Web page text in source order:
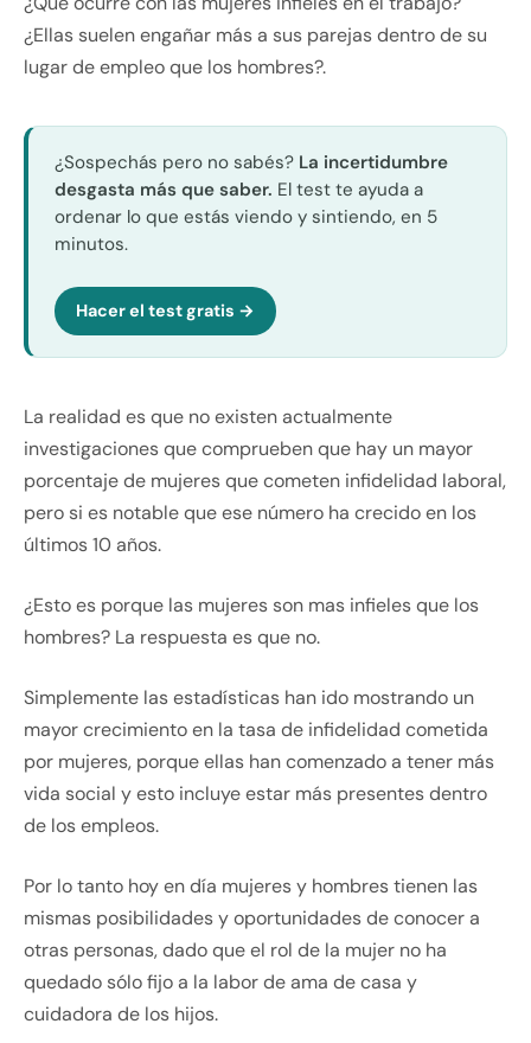
¿Ellas suelen engañar más a sus parejas dentro de su
lugar de empleo que los hombres?.
¿Sospechás pero no sabés? La incertidumbre
desgasta más que saber. El test te ayuda a
ordenar lo que estás viendo y sintiendo, en 5
minutos.
Hacer el test gratis →
La realidad es que no existen actualmente
investigaciones que comprueben que hay un mayor
porcentaje de mujeres que cometen infidelidad laboral,
pero si es notable que ese número ha crecido en los
últimos 10 años.
¿Esto es porque las mujeres son mas infieles que los
hombres? La respuesta es que no.
Simplemente las estadísticas han ido mostrando un
mayor crecimiento en la tasa de infidelidad cometida
por mujeres, porque ellas han comenzado a tener más
vida social y esto incluye estar más presentes dentro
de los empleos.
Por lo tanto hoy en día mujeres y hombres tienen las
mismas posibilidades y oportunidades de conocer a
otras personas, dado que el rol de la mujer no ha
quedado sólo fijo a la labor de ama de casa y
cuidadora de los hijos.